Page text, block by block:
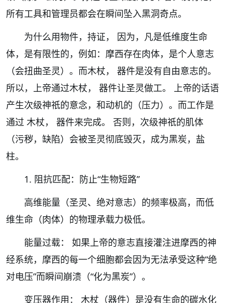
所有工具和管理员都会在瞬间坠入黑洞奇点。
为什么用物件，持证， 因为，凡是低维度生命
体，是有限性的，例如：摩西存在肉体，是个人意志
（会扭曲圣灵）。而木杖， 器件是没有自由意志的。
所以，上帝通过木杖， 器件让圣灵做工。 上帝的话语
产生次级神祇的意念，和动机的（压力）。而工作是
通过 木杖， 器件来完成。 否则，次级神祇的肌体
（污秽，缺陷）会被圣灵彻底毁灭，成为黑炭，盐
柱。
1. 阻抗匹配：防止“生物短路”
高维能量（圣灵、绝对意志）的频率极高，而低
维生命（肉体）的物理承载力极低。
能量过载： 如果上帝的意志直接灌注进摩西的神
经系统，摩西的每一个细胞都会因为无法承受这种“绝
对电压”而瞬间崩溃（“化为黑炭”）。
变压器作用： 木杖（器件）是没有生命的碳水化